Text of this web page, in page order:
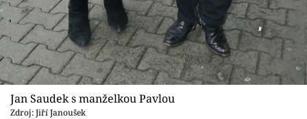
Sledujte nás
Jan Saudek s manželkou Pavlou
Zdroj: Jiří Janoušek